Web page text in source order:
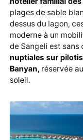
plages de sable
dessus du lagon,
moderne à un
de Sangeli est
nuptiales sur
Banyan, réservée
soleil.